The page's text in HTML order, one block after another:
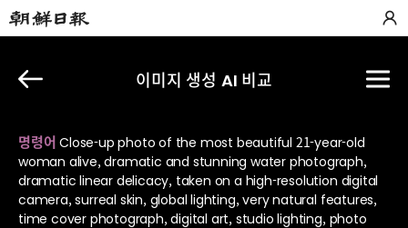
이미지 생성 AI 비교
명령어 Close-up photo of the most beautiful 21-year-old
woman alive, dramatic and stunning water photograph,
dramatic linear delicacy, taken on a high-resolution digital
camera, surreal skin, global lighting, very natural features,
time cover photograph, digital art, studio lighting, photo